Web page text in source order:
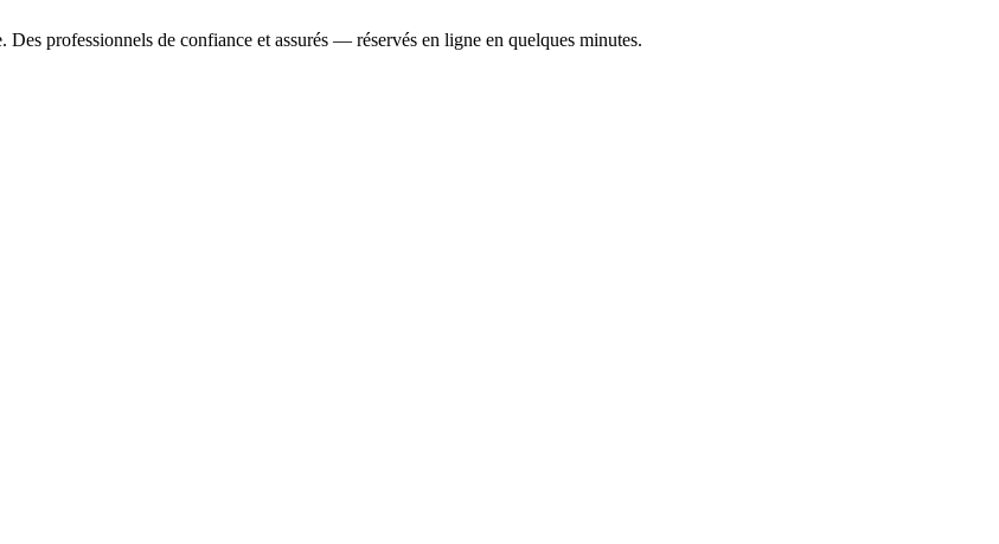
professionnels de confiance et assurés — réservés en ligne en quelques minutes.